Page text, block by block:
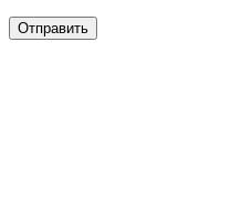
Отправить